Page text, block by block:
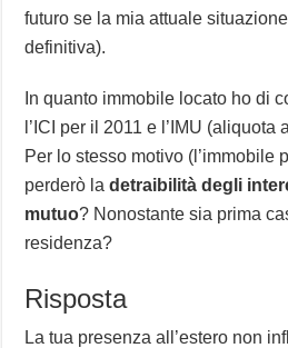
futuro se la mia attuale
definitiva).
In quanto immobile locato ho di
l’ICI per il 2011 e l’IMU (aliquota
Per lo stesso motivo (l’immobile
perderò ladetraibilità degli
mutuo? Nonostante sia prima
residenza?
Risposta
La tua presenza all’estero non